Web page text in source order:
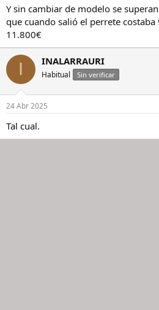
Y sin cambiar de modelo se
que cuando salió el perrete
11.800€
I INALARRAURI
Habitual Sin verificar
24 Abr 2025
Tal cual.